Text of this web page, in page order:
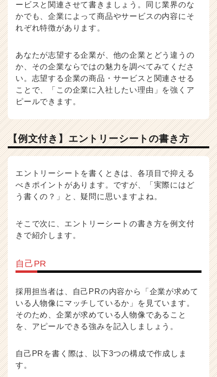
ービスと関連させて書きましょう。同じ業界のな
かでも、企業によって商品やサービスの内容にそ
れぞれ特徴があります。
あなたが志望する企業が、他の企業とどう違うの
か、その企業ならではの魅力を調べてみてくださ
い。志望する企業の商品・サービスと関連させる
ことで、「この企業に入社したい理由」を強くア
ピールできます。
【例文付き】エントリーシートの書き方
エントリーシートを書くときは、各項目で抑える
べきポイントがあります。ですが、「実際にはど
う書くの？」と、疑問に思いますよね。
そこで次に、エントリーシートの書き方を例文付
きで紹介します。
自己PR
採用担当者は、自己PRの内容から「企業が求めて
いる人物像にマッチしているか」を見ています。
そのため、企業が求めている人物像であること
を、アピールできる強みを記入しましょう。
自己PRを書く際は、以下3つの構成で作成しま
す。